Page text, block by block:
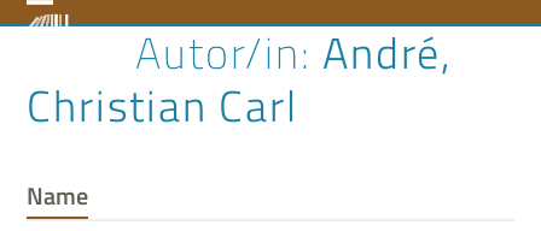
to Open
menu
Close
menu
André,
Christian Carl
Name